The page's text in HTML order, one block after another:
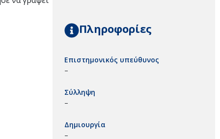
Πληροφορίες
Επιστημονικός υπεύθυνος
–
Σύλληψη
–
Δημιουργία
–